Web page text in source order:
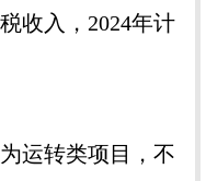
收入，2024年计
运转类项目，不